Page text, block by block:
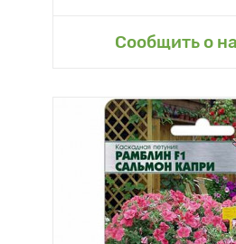
Сообщить о